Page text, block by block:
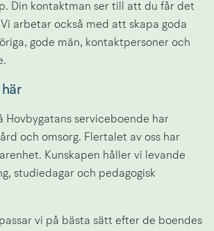
Din kontaktman ser till att du får det
arbetar också med att skapa goda
gode män, kontaktpersoner och
Hovbygatans serviceboende har
och omsorg. Flertalet av oss har
Kunskapen håller vi levande
studiedagar och pedagogisk
vi på bästa sätt efter de boendes